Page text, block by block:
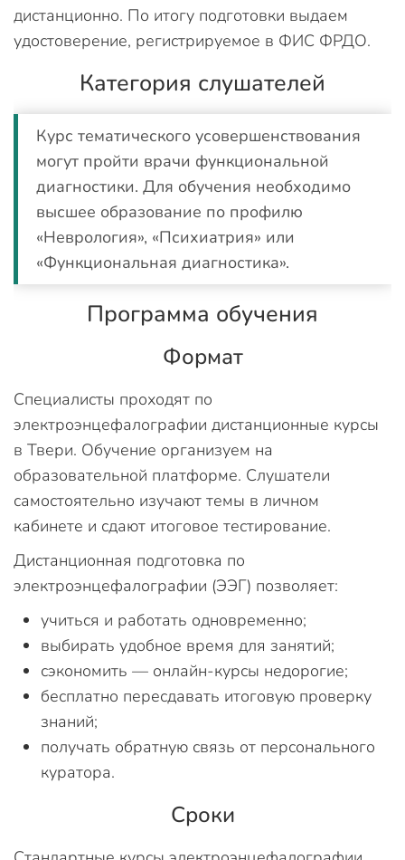
дистанционно. По итогу подготовки выдаем
удостоверение, регистрируемое в ФИС ФРДО.
Категория слушателей
Курс тематического усовершенствования
могут пройти врачи функциональной
диагностики. Для обучения необходимо
высшее образование по профилю
«Неврология», «Психиатрия» или
«Функциональная диагностика».
Программа обучения
Формат
Специалисты проходят по
электроэнцефалографии дистанционные курсы
в Твери. Обучение организуем на
образовательной платформе. Слушатели
самостоятельно изучают темы в личном
кабинете и сдают итоговое тестирование.
Дистанционная подготовка по
электроэнцефалографии (ЭЭГ) позволяет:
учиться и работать одновременно;
выбирать удобное время для занятий;
сэкономить — онлайн-курсы недорогие;
бесплатно пересдавать итоговую проверку
знаний;
получать обратную связь от персонального
куратора.
Сроки